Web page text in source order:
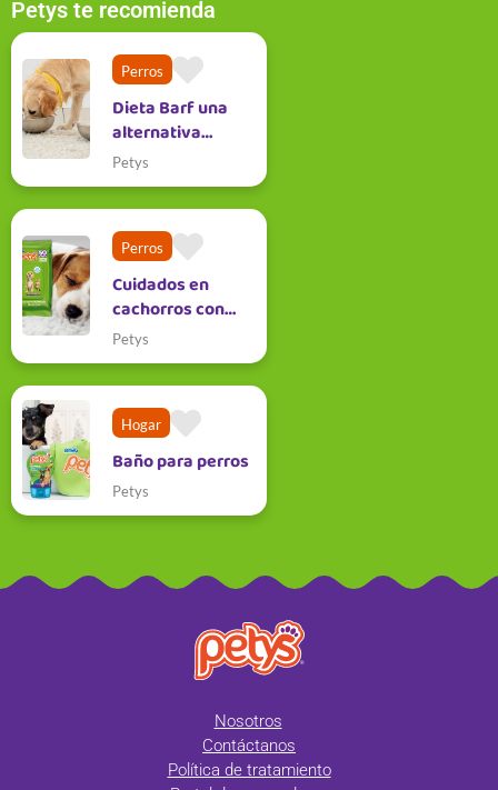
Petys te recomienda
Perros
Dieta Barf una
alternativa
natural para tu
peludo
Petys
Perros
Cuidados en
cachorros con
Pañitos Húmedos
Petys
Petys
Hogar
Baño para perros
Petys
Nosotros
Contáctanos
Política de tratamiento